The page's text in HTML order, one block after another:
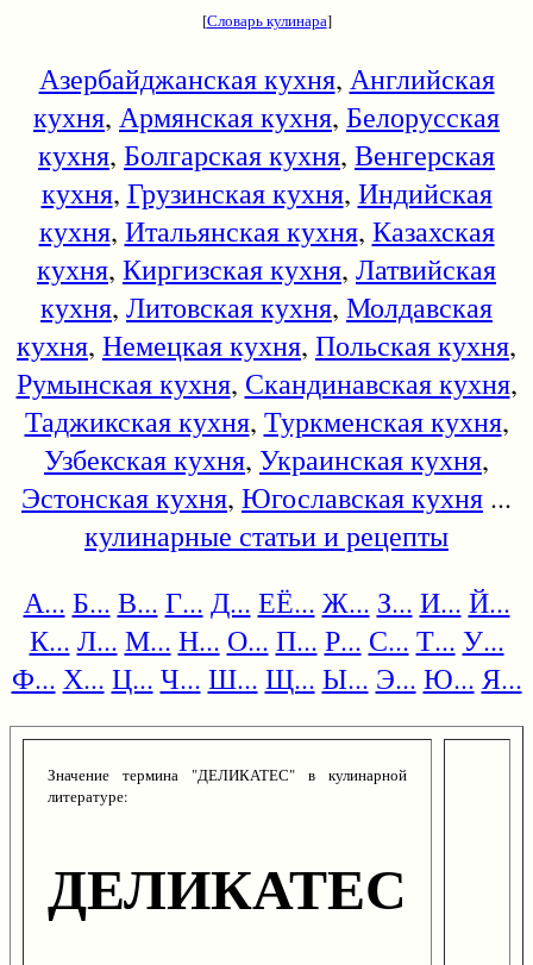
[Словарь кулинара]
Азербайджанская кухня, Английская
кухня, Армянская кухня, Белорусская
кухня, Болгарская кухня, Венгерская
кухня, Грузинская кухня, Индийская
кухня, Итальянская кухня, Казахская
кухня, Киргизская кухня, Латвийская
кухня, Литовская кухня, Молдавская
кухня, Немецкая кухня, Польская кухня,
Румынская кухня, Скандинавская кухня,
Таджикская кухня, Туркменская кухня,
Узбекская кухня, Украинская кухня,
Эстонская кухня, Югославская кухня ...
кулинарные статьи и рецепты
А... Б... В... Г... Д... ЕЁ... Ж... З... И... Й...
К... Л... М... Н... О... П... Р... С... Т... У...
Ф... Х... Ц... Ч... Ш... Щ... Ы... Э... Ю... Я...
Значение термина "ДЕЛИКАТЕС" в кулинарной
литературе:
ДЕЛИКАТЕС